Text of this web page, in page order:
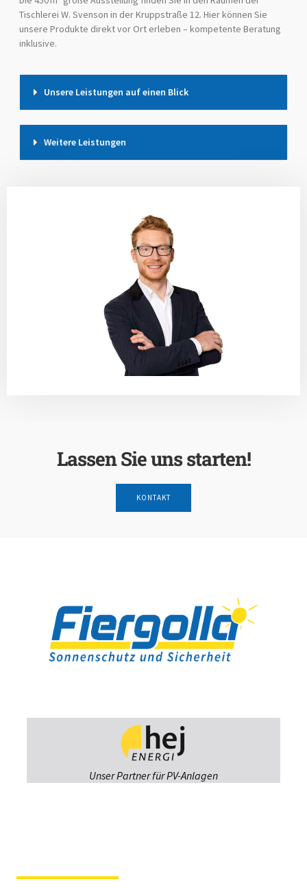
Tischlerei W. Svenson in der Kruppstraße 12. Hier können Sie
unsere Produkte direkt vor Ort erleben – kompetente Beratung
inklusive.
Unsere Leistungen auf einen Blick
Weitere Leistungen
Lassen Sie uns starten!
KONTAKT
Unser Partner für PV-Anlagen